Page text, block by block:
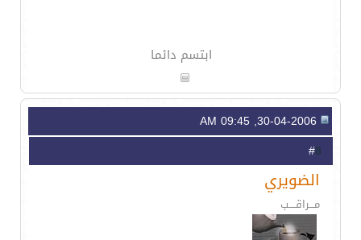
ابتسم دائما
8
الضويري
مـــراقــــب